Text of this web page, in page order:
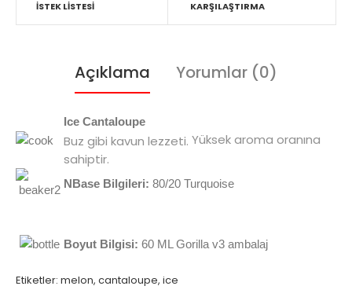
İSTEK LISTESI KARŞILAŞTIRMA
Açıklama Yorumlar (0)
Ice Cantaloupe
Buz gibi kavun lezzeti. Yüksek aroma oranına
sahiptir.
NBase Bilgileri: 80/20 Turquoise
Boyut Bilgisi: 60 ML Gorilla v3 ambalaj
Etiketler: melon, cantaloupe, ice